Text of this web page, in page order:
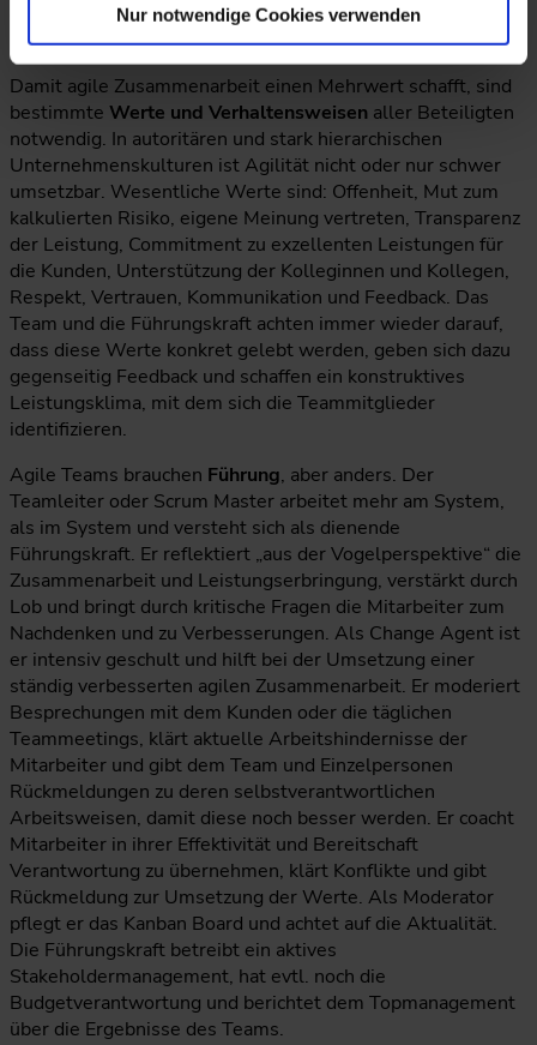
Nur notwendige Cookies verwenden
gab schon Situationen, wo Mitarbeiter in der Firma
übernachteten, um Arbeitsengpässe zu beseitigen.
Damit agile Zusammenarbeit einen Mehrwert schafft, sind
bestimmte Werte und Verhaltensweisen aller Beteiligten
notwendig. In autoritären und stark hierarchischen
Unternehmenskulturen ist Agilität nicht oder nur schwer
umsetzbar. Wesentliche Werte sind: Offenheit, Mut zum
kalkulierten Risiko, eigene Meinung vertreten, Transparenz
der Leistung, Commitment zu exzellenten Leistungen für
die Kunden, Unterstützung der Kolleginnen und Kollegen,
Respekt, Vertrauen, Kommunikation und Feedback. Das
Team und die Führungskraft achten immer wieder darauf,
dass diese Werte konkret gelebt werden, geben sich dazu
gegenseitig Feedback und schaffen ein konstruktives
Leistungsklima, mit dem sich die Teammitglieder
identifizieren.
Agile Teams brauchen Führung, aber anders. Der
Teamleiter oder Scrum Master arbeitet mehr am System,
als im System und versteht sich als dienende
Führungskraft. Er reflektiert „aus der Vogelperspektive“ die
Zusammenarbeit und Leistungserbringung, verstärkt durch
Lob und bringt durch kritische Fragen die Mitarbeiter zum
Nachdenken und zu Verbesserungen. Als Change Agent ist
er intensiv geschult und hilft bei der Umsetzung einer
ständig verbesserten agilen Zusammenarbeit. Er moderiert
Besprechungen mit dem Kunden oder die täglichen
Teammeetings, klärt aktuelle Arbeitshindernisse der
Mitarbeiter und gibt dem Team und Einzelpersonen
Rückmeldungen zu deren selbstverantwortlichen
Arbeitsweisen, damit diese noch besser werden. Er coacht
Mitarbeiter in ihrer Effektivität und Bereitschaft
Verantwortung zu übernehmen, klärt Konflikte und gibt
Rückmeldung zur Umsetzung der Werte. Als Moderator
pflegt er das Kanban Board und achtet auf die Aktualität.
Die Führungskraft betreibt ein aktives
Stakeholdermanagement, hat evtl. noch die
Budgetverantwortung und berichtet dem Topmanagement
über die Ergebnisse des Teams.